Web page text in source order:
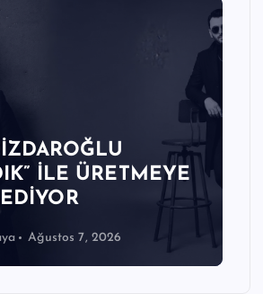
İLE ÜRETMEYE
Ağustos 7, 2026